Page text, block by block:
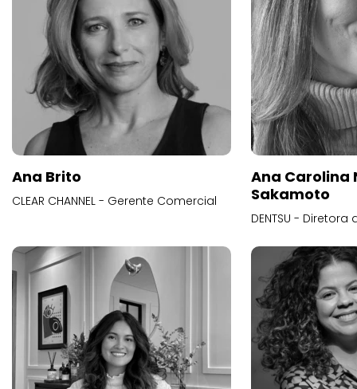
Ana Brito
CLEAR CHANNEL - Gerente Comercial
Ana Carolina
Sakamoto
DENTSU -